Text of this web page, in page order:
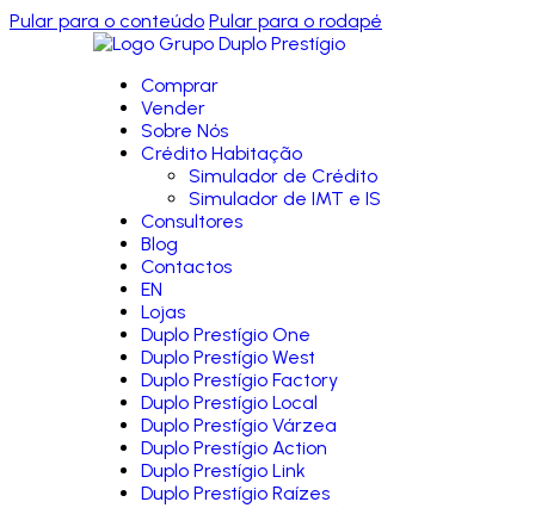
Pular para o conteúdo Pular para o rodapé
Comprar
Vender
Sobre Nós
Crédito Habitação
Simulador de Crédito
Simulador de IMT e IS
Consultores
Blog
Contactos
EN
Lojas
Duplo Prestígio One
Duplo Prestígio West
Duplo Prestígio Factory
Duplo Prestígio Local
Duplo Prestígio Várzea
Duplo Prestígio Action
Duplo Prestígio Link
Duplo Prestígio Raízes